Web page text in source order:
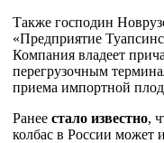
Также господин
«Предприятие
Компания владеет
перегрузочным
приема импортной
Ранее стало известно,
колбас в России может